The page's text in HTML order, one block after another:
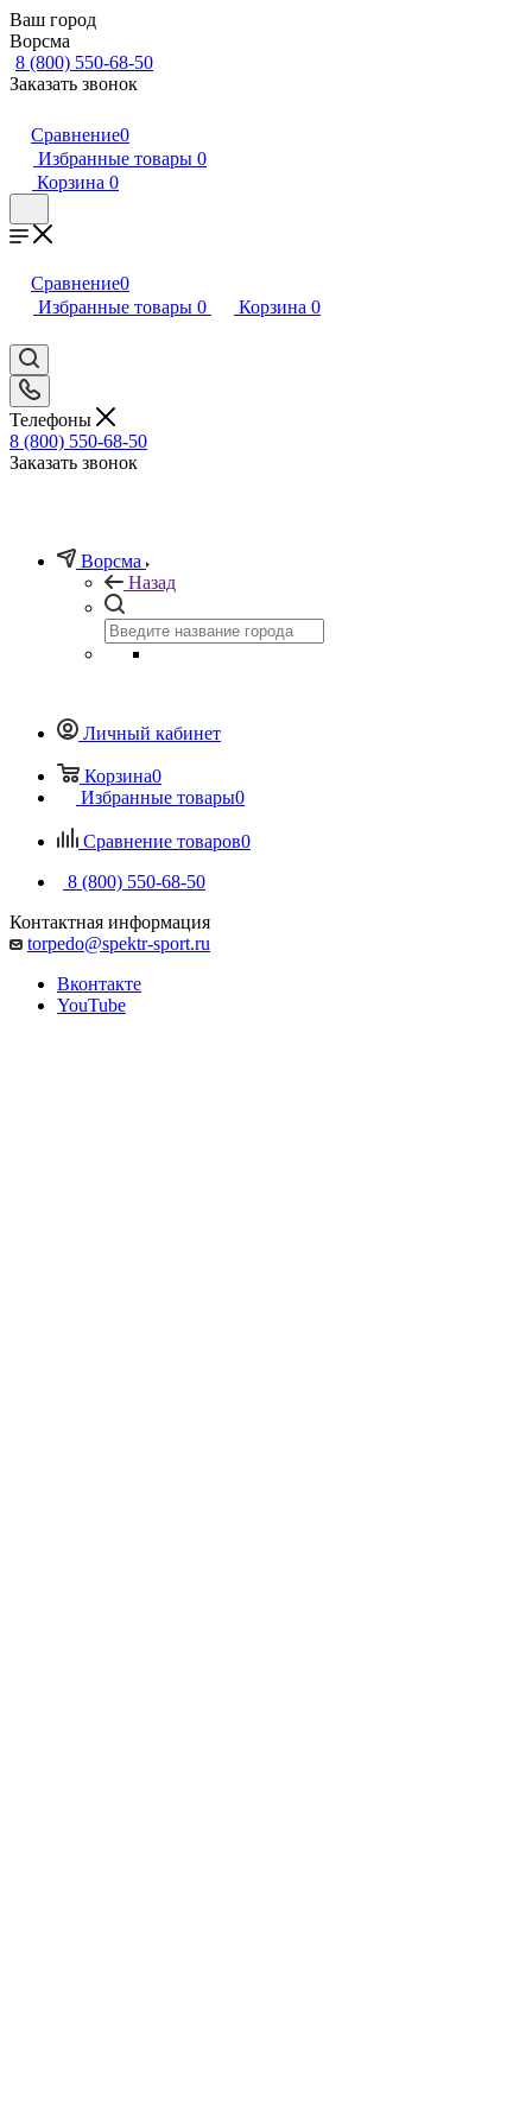
Ваш город
Ворсма
8 (800) 550-68-50
Заказать звонок
Сравнение0
Избранные товары 0
Корзина 0
Сравнение0
Избранные товары 0 Корзина 0
Телефоны
8 (800) 550-68-50
Заказать звонок
Ворсма
Назад
Личный кабинет
Корзина0
Избранные товары0
Сравнение товаров0
8 (800) 550-68-50
Контактная информация
torpedo@spektr-sport.ru
Вконтакте
YouTube